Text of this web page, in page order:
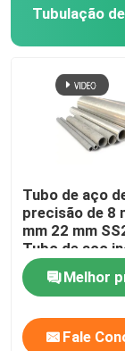
Tubulação
Tubo de aço
precisão de 8
mm 22 mm
Tubo de aço
de 20 mm para
combate a
Melhor
Fale